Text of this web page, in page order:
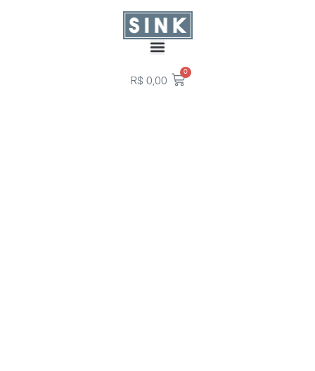
R$ 0,00
0